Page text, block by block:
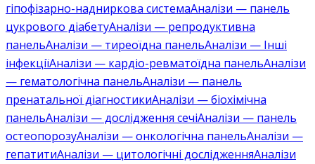
гіпофізарно-надниркова системаАналізи — панель
цукрового діабетуАналізи — репродуктивна
панельАналізи — тиреоїдна панельАналізи — Інші
інфекціїАналізи — кардіо-ревматоїдна панельАналізи
— гематологічна панельАналізи — панель
пренатальної діагностикиАналізи — біохімічна
панельАналізи — дослідження сечіАналізи — панель
остеопорозуАналізи — онкологічна панельАналізи —
гепатитиАналізи — цитологічні дослідженняАналізи